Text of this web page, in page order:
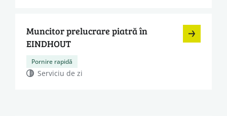
Muncitor prelucrare piatră în
EINDHOUT
Pornire rapidă
Serviciu de zi